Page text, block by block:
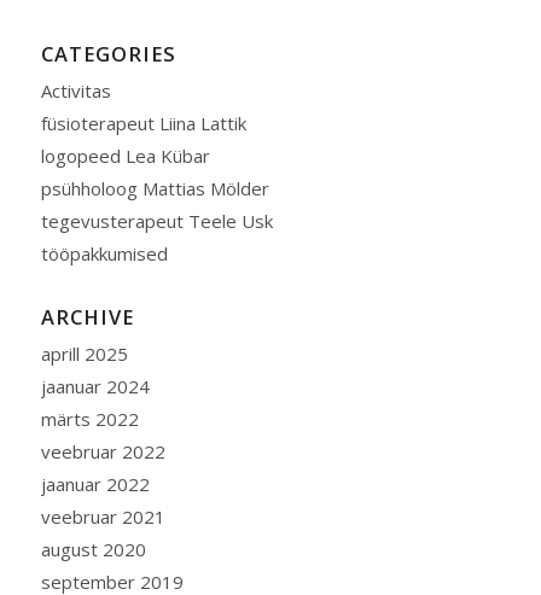
CATEGORIES
Activitas
füsioterapeut Liina Lattik
logopeed Lea Kübar
psühholoog Mattias Mölder
tegevusterapeut Teele Usk
tööpakkumised
ARCHIVE
aprill 2025
jaanuar 2024
märts 2022
veebruar 2022
jaanuar 2022
veebruar 2021
august 2020
september 2019